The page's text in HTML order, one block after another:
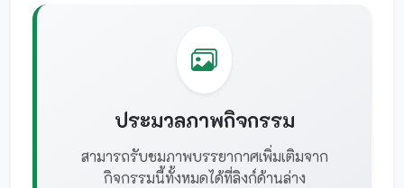
ประมวลภาพกิจกรรม
สามารถรับชมภาพบรรยากาศเพิ่มเติมจาก
กิจกรรมนี้ทั้งหมดได้ที่ลิงก์ด้านล่าง